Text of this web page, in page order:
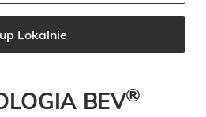
Lokalnie
BEV®